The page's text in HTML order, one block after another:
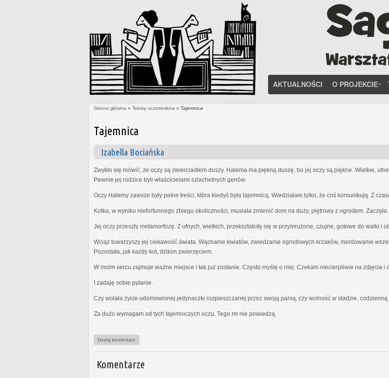
AKTUALNOŚCI O PROJEKCIE
Strona główna » Teksty uczestników » Tajemnica
Tajemnica
Izabella Bociańska
Zwykło się mówić, że oczy są zwierciadłem duszy. Halema ma piękną duszę, bo jej oczy są piękne. Wielkie,
Pewnie jej rodzice byli właścicielami szlachetnych genów.
Oczy Halemy zawsze były pełne treści, która kiedyś była tajemnicą. Wiedziałam tylko, że coś komunikują. Z
Kotka, w wyniku niefortunnego zbiegu okoliczności, musiała zmienić dom na duży, piętrowy z ogrodem.
Jej oczy przeszły metamorfozę. Z ufnych, wielkich, przekształciły się w przymrużone, czujne, gotowe do walki i
Wciąż towarzyszy jej ciekawość świata. Wąchanie kwiatów, zwiedzanie ogrodowych krzaków, mordowanie
Pozostała, jak każdy kot, dzikim zwierzęciem.
W moim sercu zajmuje ważne miejsce i tak już zostanie. Często myślę o niej. Czekam niecierpliwie na zdjęcia i
I zadaję sobie pytanie.
Czy wolała życie udomowionej jedynaczki rozpieszczanej przez swoją panią, czy wolność w stadzie,
Za dużo wymagam od tych tajemniczych oczu. Tego mi nie powiedzą.
Dodaj komentarz
Komentarze